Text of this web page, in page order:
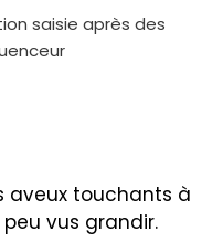
saisie après des
aveux touchants à
vus grandir.